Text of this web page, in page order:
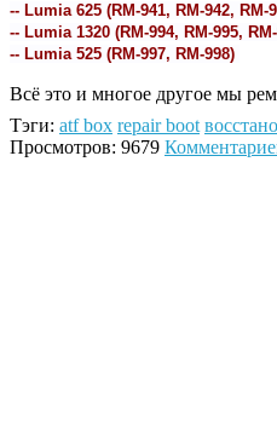
-- Lumia 625 (RM-941, RM-942, RM-
-- Lumia 1320 (RM-994, RM-995,
-- Lumia 525 (RM-997, RM-998)
Всё это и многое другое мы
Тэги: atf box repair boot
Просмотров: 9679